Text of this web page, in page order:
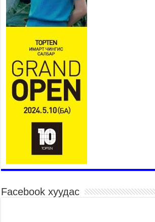
2026 оны 7 сар 22 / 17 цаг 09 минут
УИХ-ын гишүүн А.Ариунзаяа “Нээлттэй
парламент” танхимд ажиллаж, иргэдийн саналыг
сонслоо
2026 оны 7 сар 22 / 17 цаг 04 минут
Нийслэлийн өвөлжилтийн бэлтгэл ажил 50
орчим хувийн гүйцэтгэлтэй байна
2026 оны 7 сар 22 / 14 цаг 15 минут
Хүн амын хүнсний хэрэгцээг дотоодын
баримтална
2026 оны 7 сар 22 / 14 цаг 07 минут
Аюулгүй байдал, гадаад бодлогын байнгын
хороо ээлжит чуулганы хугацаанд 18 удаа
хуралдаж, 36 асуудал хэлэлцжээ
“4 улирлын турш үйл ажиллагаа явуулах
Facebook хуудас